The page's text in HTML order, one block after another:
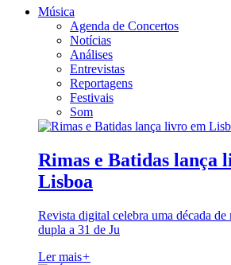
Música
Agenda de Concertos
Notícias
Análises
Entrevistas
Reportagens
Festivais
Som
Rimas e Batidas lança
Lisboa
Revista digital celebra uma década de
dupla a 31 de Ju
Ler mais+